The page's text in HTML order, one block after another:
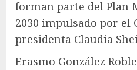
forman parte del Plan
2030 impulsado por el
presidenta Claudia
Erasmo González